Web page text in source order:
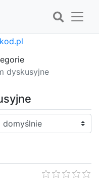
dyskusyjne